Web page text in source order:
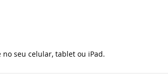
seu celular, tablet ou iPad.